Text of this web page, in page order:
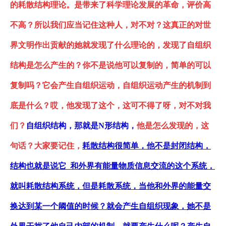
的耗散结构理论。是带来了科学理论发展的革命，评价高
不高？所以我们应当记住这种人，对不对？这真正的对世
界文明作出贡献的她就发现了什么理论的，发现了自组织
结构是怎么产生的 ？你不是说他可以复制的，简单的可以
复制吗？它会产生自组织运动，自组织运动产生的机制到
底是什么？哎，他发现了这个，这可不得了呀，对不对我
们？ 自组织结构，那就是N形结构 ， 他是怎么发现的，这
句话？大家要记住， 耗散结构很简单，他不是封闭结构，
结构也就是说它 和外界有能量物质信息交流的这个系统，
就叫耗散结构系统，但是耗散系统，当他和外界的能量交
换达到某一个阈值的时候？就会产生自组织现象，她不是